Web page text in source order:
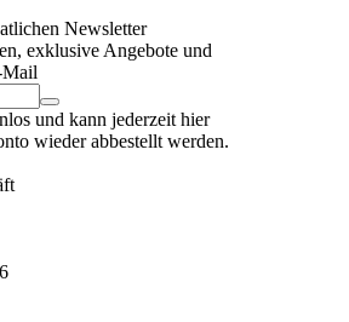
Newsletter
exklusive Angebote und
Mail
und kann jederzeit hier
wieder abbestellt werden.